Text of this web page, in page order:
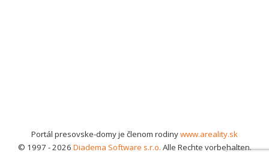
Portál presovske-domy je členom rodinywww.areality.sk
© 1997 - 2026 Diadema Software s.r.o. Alle Rechte vorbehalten.